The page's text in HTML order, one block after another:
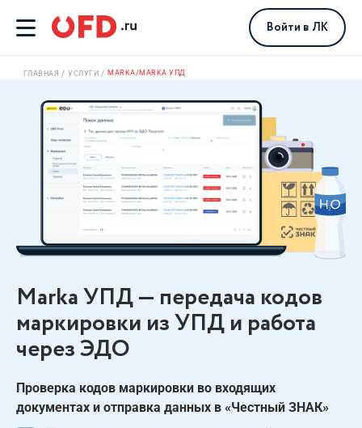
Войти в ЛК
ГЛАВНАЯ УСЛУГИ MARKA/MARKA УПД
Marka УПД — передача кодов
маркировки из УПД и работа
через ЭДО
Проверка кодов маркировки во входящих
документах и отправка данных в «Честный ЗНАК»